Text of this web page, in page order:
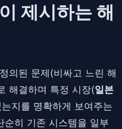
제시하는 해
의된 문제(비싸고 느린 해
해결하며 특정 시장(일본
지를 명확하게 보여주는
순히 기존 시스템을 일부